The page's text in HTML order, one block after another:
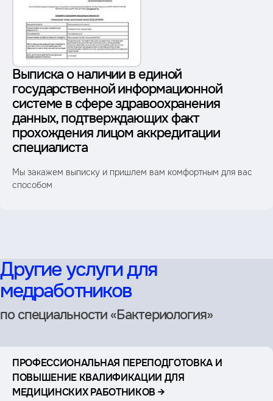
Выписка о наличии в единой
государственной информационной
системе в сфере здравоохранения
данных, подтверждающих факт
прохождения лицом аккредитации
специалиста
Мы закажем выписку и пришлем вам комфортным для вас
способом
Другие услуги для
медработников
по специальности «Бактериология»
ПРОФЕССИОНАЛЬНАЯ ПЕРЕПОДГОТОВКА И
ПОВЫШЕНИЕ КВАЛИФИКАЦИИ ДЛЯ
МЕДИЦИНСКИХ РАБОТНИКОВ →